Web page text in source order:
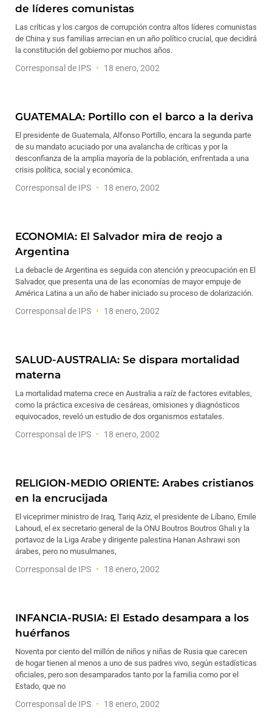
de líderes comunistas
Las críticas y los cargos de corrupción contra altos líderes comunistas
de China y sus familias arrecian en un año político crucial, que decidirá
la constitución del gobierno por muchos años.
Corresponsal de IPS 18 enero, 2002
GUATEMALA: Portillo con el barco a la deriva
El presidente de Guatemala, Alfonso Portillo, encara la segunda parte
de su mandato acuciado por una avalancha de críticas y por la
desconfianza de la amplia mayoría de la población, enfrentada a una
crisis política, social y económica.
Corresponsal de IPS 18 enero, 2002
ECONOMIA: El Salvador mira de reojo a
Argentina
La debacle de Argentina es seguida con atención y preocupación en El
Salvador, que presenta una de las economías de mayor empuje de
América Latina a un año de haber iniciado su proceso de dolarización.
Corresponsal de IPS 18 enero, 2002
SALUD-AUSTRALIA: Se dispara mortalidad
materna
La mortalidad materna crece en Australia a raíz de factores evitables,
como la práctica excesiva de cesáreas, omisiones y diagnósticos
equivocados, reveló un estudio de dos organismos estatales.
Corresponsal de IPS 18 enero, 2002
RELIGION-MEDIO ORIENTE: Arabes cristianos
en la encrucijada
El viceprimer ministro de Iraq, Tariq Aziz, el presidente de Líbano, Emile
Lahoud, el ex secretario general de la ONU Boutros Boutros Ghali y la
portavoz de la Liga Arabe y dirigente palestina Hanan Ashrawi son
árabes, pero no musulmanes,
Corresponsal de IPS 18 enero, 2002
INFANCIA-RUSIA: El Estado desampara a los
huérfanos
Noventa por ciento del millón de niños y niñas de Rusia que carecen
de hogar tienen al menos a uno de sus padres vivo, según estadísticas
oficiales, pero son desamparados tanto por la familia como por el
Estado, que no
Corresponsal de IPS 18 enero, 2002